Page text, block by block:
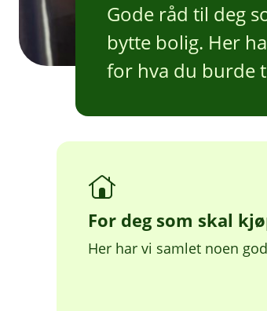
Gode råd til deg
bytte bolig. Her
for hva du burde
For deg som skal
Her har vi samlet noen